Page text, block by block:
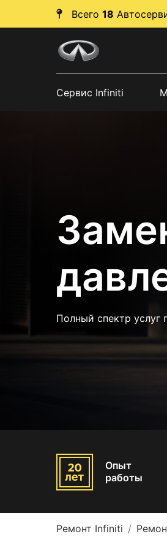
Всего 18
Сервис Infiniti
Полный спектр услуг
Опыт
работы
Ремонт Infiniti